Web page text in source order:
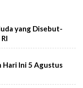
yang Disebut-
Hari Ini 5 Agustus